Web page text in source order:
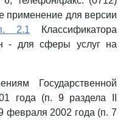
применение для версии
2.1 Классификатора
- для сферы услуг на
Государственной
года (п. 9 раздела II
февраля 2002 года (п. 7